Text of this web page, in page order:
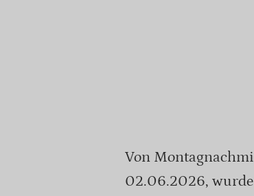
Von
02.06.2026,